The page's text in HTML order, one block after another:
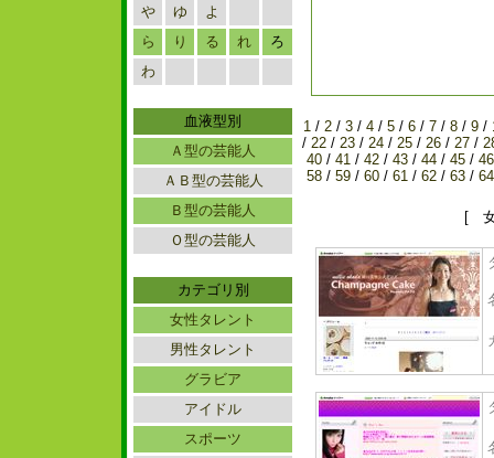
や
ゆ
よ
ら
り る れ
ろ
わ
血液型別
Ａ型の芸能人
ＡＢ型の芸能人
Ｂ型の芸能人
Ｏ型の芸能人
カテゴリ別
女性タレント
男性タレント
グラビア
アイドル
スポーツ
1/ 2/ 3/ 4/ 5/ 6/ 7/ 8/ 9/
/ 22/ 23/ 24/ 25/ 26/ 27/
40/ 41/ 42/ 43/ 44/ 45/ 46
58/ 59/ 60/ 61/ 62/ 63/ 64
[